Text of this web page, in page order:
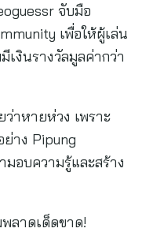
จับมือ
เพื่อให้ผู้เล่น
งินรางวัลมูลค่ากว่า
ว่าหายห่วง เพราะ
าง Pipung
มอบความรู้และสร้าง
ลาดเด็ดขาด!